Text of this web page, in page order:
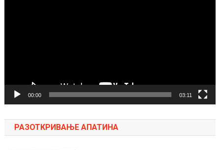
00:00 03:11
РАЗОТКРИВАЊЕ АПАТИНА